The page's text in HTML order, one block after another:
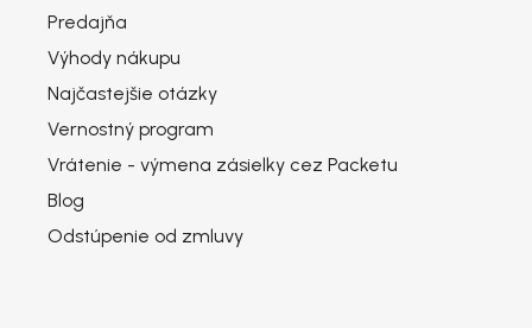
Predajňa
Výhody nákupu
Najčastejšie otázky
Vernostný program
Vrátenie - výmena zásielky cez Packetu
Blog
Odstúpenie od zmluvy